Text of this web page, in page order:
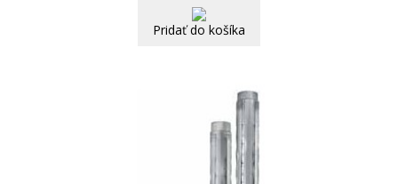
Pridať do košíka